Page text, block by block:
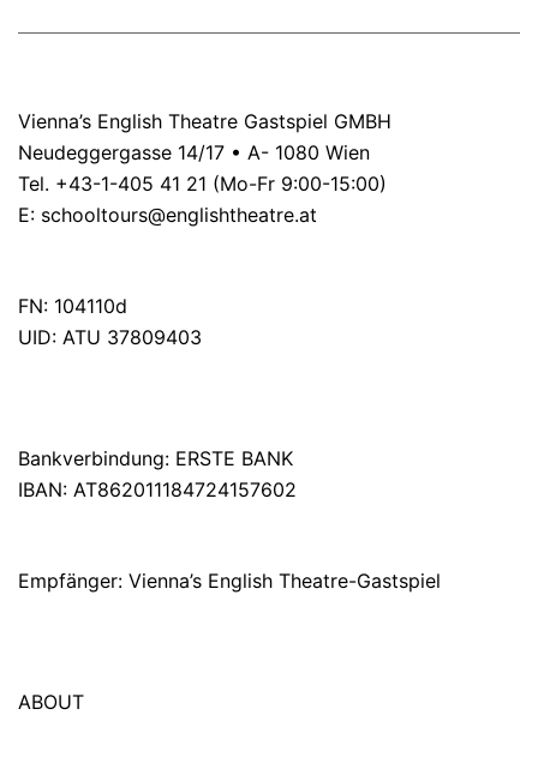
Vienna’s English Theatre Gastspiel GMBH
Neudeggergasse 14/17 • A- 1080 Wien
Tel. +43-1-405 41 21 (Mo-Fr 9:00-15:00)
E: schooltours@englishtheatre.at
FN: 104110d
UID: ATU 37809403
Bankverbindung: ERSTE BANK
IBAN: AT862011184724157602
Empfänger: Vienna’s English Theatre-Gastspiel
ABOUT